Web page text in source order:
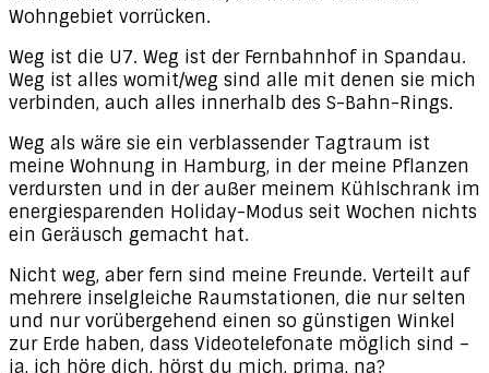
Wohngebiet vorrücken.
Weg ist die U7. Weg ist der Fernbahnhof in Spandau.
Weg ist alles womit/weg sind alle mit denen sie mich
verbinden, auch alles innerhalb des S-Bahn-Rings.
Weg als wäre sie ein verblassender Tagtraum ist
meine Wohnung in Hamburg, in der meine Pflanzen
verdursten und in der außer meinem Kühlschrank im
energiesparenden Holiday-Modus seit Wochen nichts
ein Geräusch gemacht hat.
Nicht weg, aber fern sind meine Freunde. Verteilt auf
mehrere inselgleiche Raumstationen, die nur selten
und nur vorübergehend einen so günstigen Winkel
zur Erde haben, dass Videotelefonate möglich sind –
ja, ich höre dich, hörst du mich, prima, na?